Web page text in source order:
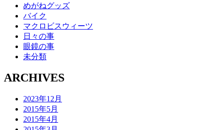
めがねグッズ
バイク
マクロビスウィーツ
日々の事
眼鏡の事
未分類
ARCHIVES
2023年12月
2015年5月
2015年4月